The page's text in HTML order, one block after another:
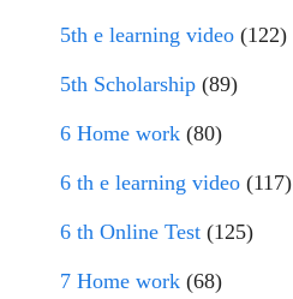
5th e learning video (122)
5th Scholarship (89)
6 Home work (80)
6 th e learning video (117)
6 th Online Test (125)
7 Home work (68)